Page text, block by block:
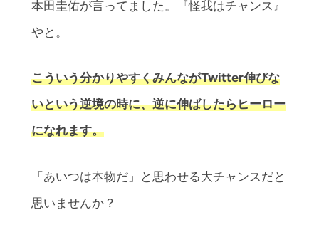
本田圭佑が言ってました。『怪我はチャンス』
やと。
こういう分かりやすくみんながTwitter伸びな
いという逆境の時に、逆に伸ばしたらヒーロー
になれます。
「あいつは本物だ」と思わせる大チャンスだと
思いませんか？